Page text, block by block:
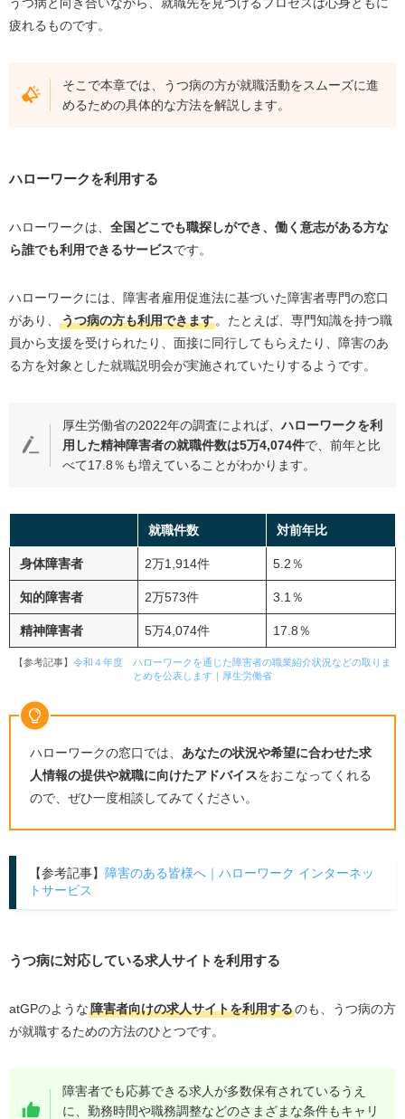
うつ病と向き合いながら、就職先を見つけるプロセスは心身ともに
疲れるものです。
そこで本章では、うつ病の方が就職活動をスムーズに進
めるための具体的な方法を解説します。
ハローワークを利用する
ハローワークは、 全国どこでも職探しができ、働く意志がある方な
ら誰でも利用できるサービスです。
ハローワークには、障害者雇用促進法に基づいた障害者専門の窓口
があり、
うつ病の方も利用できます。たとえば、専門知識を持つ職
員から支援を受けられたり、面接に同行してもらえたり、障害のあ
る方を対象とした就職説明会が実施されていたりするようです。
厚生労働省の2022年の調査によれば、ハローワークを利
用した精神障害者の就職件数は5万4,074件で、前年と比
べて17.8％も増えていることがわかります。
就職件数 対前年比
身体障害者 2万1,914件 5.2％
知的障害者 2万573件 3.1％
精神障害者 5万4,074件 17.8％
【参考記事】 令和４年度 ハローワークを通じた障害者の職業紹介状況などの取りま
とめを公表します｜厚生労働省
ハローワークの窓口では、 あなたの状況や希望に合わせた求
人情報の提供や就職に向けたアドバイスをおこなってくれる
ので、ぜひ一度相談してみてください。
【参考記事】 障害のある皆様へ｜ハローワーク インターネッ
トサービス
うつ病に対応している求人サイトを利用する
atGPのような障害者向けの求人サイトを利用するのも、うつ病の方
が就職するための方法のひとつです。
障害者でも応募できる求人が多数保有されているうえ
に、勤務時間や職務調整などのさまざまな条件もキャリ